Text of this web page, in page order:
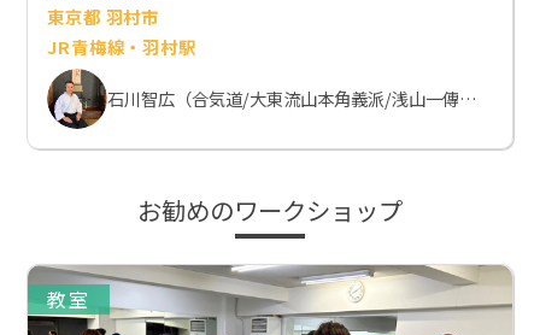
東京都 羽村市
JR青梅線・羽村駅
石川智広（合気道/大東流山本角義派/浅山一傳流体術）
お勧めのワークショップ
教室